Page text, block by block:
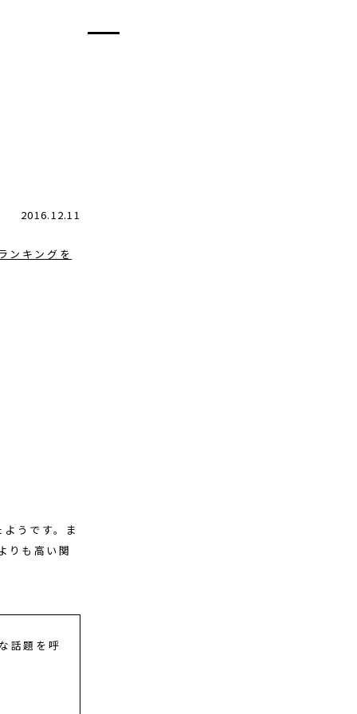
2016.12.11
ンキングを
うです。ま
りも高い関
話題を呼